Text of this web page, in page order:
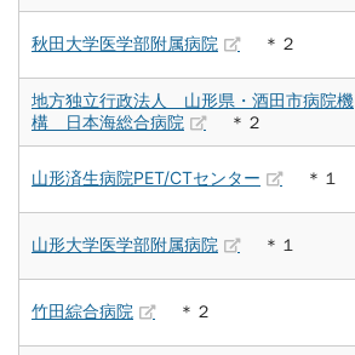
秋田大学医学部附属病院 ＊２
地方独立行政法人 山形県・酒田市病院機
構 日本海総合病院
＊２
山形済生病院PET/CTセンター ＊１
山形大学医学部附属病院 ＊１
竹田綜合病院 ＊２